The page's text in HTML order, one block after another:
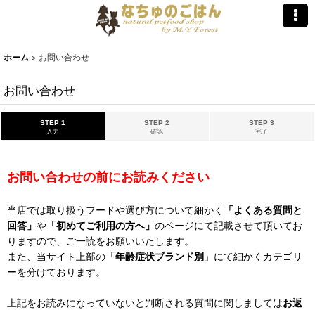
ホーム > お問い合わせ
お問い合わせ
STEP 1
入力
STEP 2
確認
STEP 3
完了
お問い合わせの前にお読みください
当店では取り扱うフードや選び方について細かく
「よくある質問と
回答」 や 「初めてご利用の方へ」 のページにて記載させて頂いてお
りますので、ご一読をお願いいたします。
また、当サイト上部の「年齢症状ブランド別 」にて細かくカテゴリ
ーを分けております。
上記をお読みになっていないと判断される質問に関しましてはお返